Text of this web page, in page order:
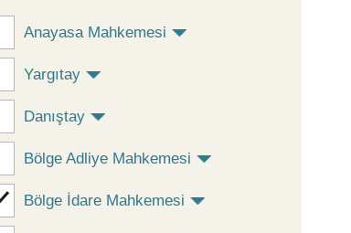
Anayasa Mahkemesi
Yargıtay
Danıştay
Bölge Adliye Mahkemesi
Bölge İdare Mahkemesi